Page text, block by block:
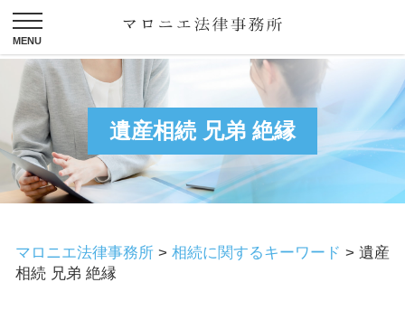
遺産相続 兄弟 絶縁
マロニエ法律事務所 > 相続に関するキーワード > 遺産
相続 兄弟 絶縁